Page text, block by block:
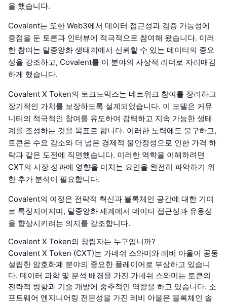
을 했습니다.
Covalent는 또한 Web3에서 데이터 접근성과 검증 가능성에
중점을 둔 토론과 인터뷰에 적극적으로 참여해 왔습니다. 이러
한 참여는 탈중앙화 생태계에서 신뢰할 수 있는 데이터의 중요
성을 강조하고, Covalent를 이 분야의 사상적 리더로 자리매김
하게 했습니다.
Covalent X Token의 토크노믹스는 네트워크 참여를 장려하고
장기적인 가치를 보장하도록 설계되었습니다. 이 모델은 커뮤
니티의 적극적인 참여를 유도하여 강력하고 지속 가능한 생태
계를 조성하는 것을 목표로 합니다. 이러한 노력에도 불구하고,
토큰은 수요 감소와 더 넓은 경제적 불안정성으로 인한 가격 하
락과 같은 도전에 직면했습니다. 이러한 역학을 이해하려면
CXT의 시장 성과에 영향을 미치는 요인을 완전히 파악하기 위
한 추가 분석이 필요합니다.
Covalent의 여정은 전략적 혁신과 블록체인 공간에 대한 기여
로 특징지어지며, 탈중앙화 세계에서 데이터 접근성과 유용성
을 향상시키려는 의지를 강조합니다.
Covalent X Token의 창립자는 누구입니까?
Covalent X Token (CXT)는 가네쉬 스와미와 레비 아울이 공동
설립한 암호화폐 분야의 중요한 플레이어로 부상하고 있습니
다. 데이터 과학 및 분석 배경을 가진 가네쉬 스와미는 토큰의
전략적 방향과 기술 개발에 중추적인 역할을 하고 있습니다. 소
프트웨어 엔지니어링 전문성을 가진 레비 아울은 블록체인 솔